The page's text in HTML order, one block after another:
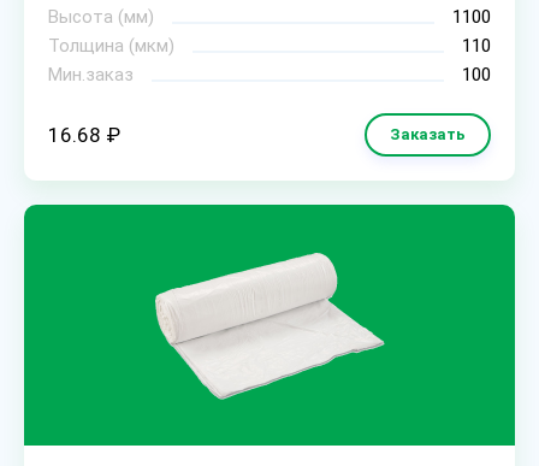
Высота (мм)
1100
Толщина (мкм)
110
Мин.заказ
100
16.68 ₽ Заказать